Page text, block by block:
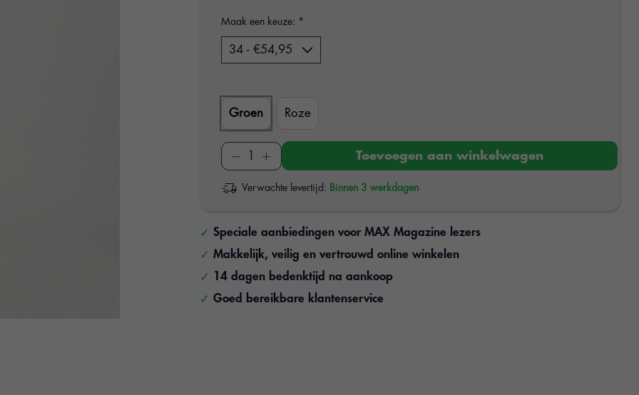
Maak een keuze: *
Groen Roze
Toevoegen aan winkelwagen
Verwachte levertijd: Binnen 3 werkdagen
Speciale aanbiedingen voor MAX Magazine lezers
Makkelijk, veilig en vertrouwd online winkelen
14 dagen bedenktijd na aankoop
Goed bereikbare klantenservice